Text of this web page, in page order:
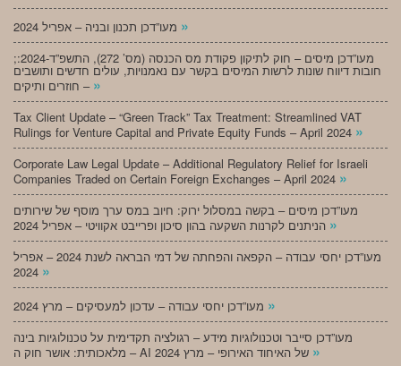
»
;מעו”דכן מיסים – חוק לתיקון פקודת מס הכנסה (מס’ 272), התשפ”ד-2024:
חובות דיווח שונות לרשות המיסים בקשר עם נאמנויות, עולים חדשים ותושבים
חוזרים ותיקים – »
Tax Client Update – “Green Track” Tax Treatment: Streamlined VAT
Rulings for Venture Capital and Private Equity Funds – April 2024 »
Corporate Law Legal Update – Additional Regulatory Relief for Israeli
Companies Traded on Certain Foreign Exchanges – April 2024 »
מעו”דכן מיסים – בקשה במסלול ירוק: חיוב במס ערך מוסף של שירותים
»
מעו”דכן יחסי עבודה – הקפאה והפחתה של דמי הבראה לשנת 2024 – אפריל
»
»
מעו”דכן סייבר וטכנולוגיות מידע – רגולציה תקדימית על טכנולוגיות בינה
»